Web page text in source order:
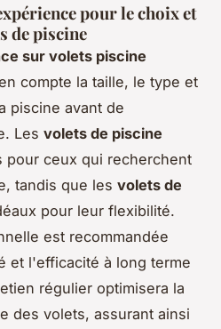
pour le choix et
de piscine
sur volets piscine
compte la taille, le type et
piscine avant de
Les volets de piscine
pour ceux qui recherchent
tandis que les volets de
pour leur flexibilité.
est recommandée
et l'efficacité à long terme
régulier optimisera la
des volets, assurant ainsi